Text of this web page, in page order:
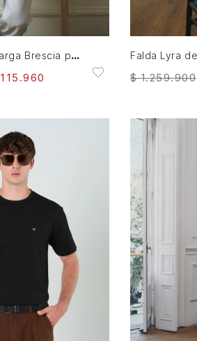
XXL
AL CARRITO
Camisa manga larga Brescia para hombre semi fitted
115 .960
05
$ 1.259.900